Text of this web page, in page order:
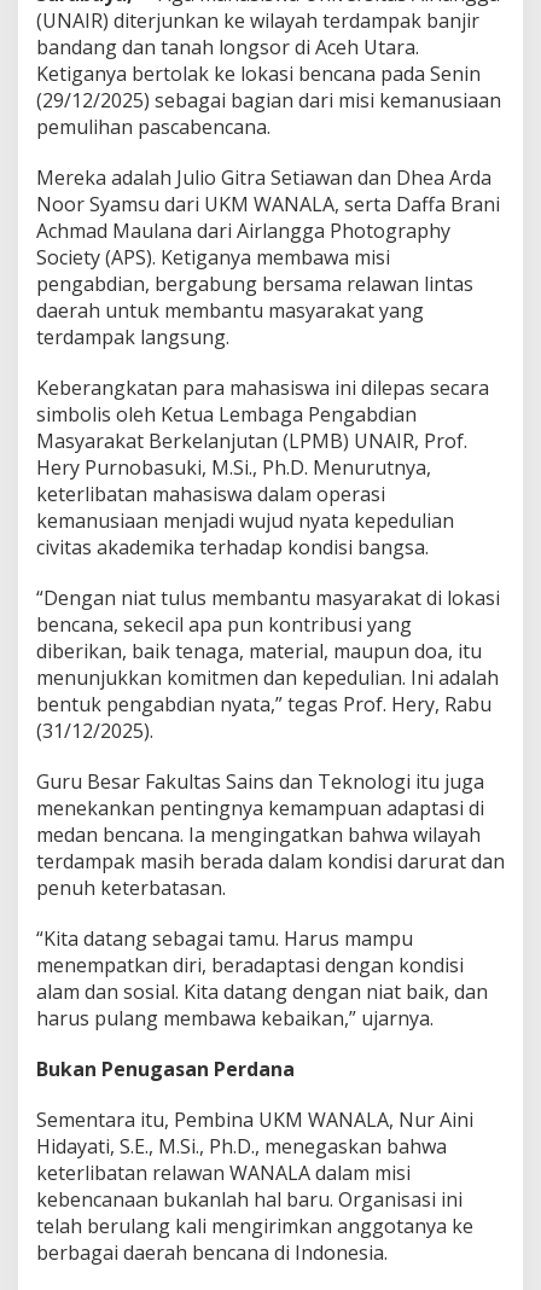
s
a
n
R
e
l
a
n
P
e
m
u
l
i
a
P
a
c
a
b
e
a
n
a
(UNAIR) diterjunkan ke wilayah terdampak banjir
bandang dan tanah longsor di Aceh Utara.
Ketiganya bertolak ke lokasi bencana pada Senin
(29/12/2025) sebagai bagian dari misi kemanusiaan
pemulihan pascabencana.
Mereka adalah Julio Gitra Setiawan dan Dhea Arda
Noor Syamsu dari UKM WANALA, serta Daffa Brani
Achmad Maulana dari Airlangga Photography
Society (APS). Ketiganya membawa misi
pengabdian, bergabung bersama relawan lintas
daerah untuk membantu masyarakat yang
terdampak langsung.
Keberangkatan para mahasiswa ini dilepas secara
simbolis oleh Ketua Lembaga Pengabdian
Masyarakat Berkelanjutan (LPMB) UNAIR, Prof.
Hery Purnobasuki, M.Si., Ph.D. Menurutnya,
keterlibatan mahasiswa dalam operasi
kemanusiaan menjadi wujud nyata kepedulian
civitas akademika terhadap kondisi bangsa.
“Dengan niat tulus membantu masyarakat di lokasi
bencana, sekecil apa pun kontribusi yang
diberikan, baik tenaga, material, maupun doa, itu
menunjukkan komitmen dan kepedulian. Ini adalah
bentuk pengabdian nyata,” tegas Prof. Hery, Rabu
(31/12/2025).
Guru Besar Fakultas Sains dan Teknologi itu juga
menekankan pentingnya kemampuan adaptasi di
medan bencana. Ia mengingatkan bahwa wilayah
terdampak masih berada dalam kondisi darurat dan
penuh keterbatasan.
“Kita datang sebagai tamu. Harus mampu
menempatkan diri, beradaptasi dengan kondisi
alam dan sosial. Kita datang dengan niat baik, dan
harus pulang membawa kebaikan,” ujarnya.
Bukan Penugasan Perdana
Sementara itu, Pembina UKM WANALA, Nur Aini
Hidayati, S.E., M.Si., Ph.D., menegaskan bahwa
keterlibatan relawan WANALA dalam misi
kebencanaan bukanlah hal baru. Organisasi ini
telah berulang kali mengirimkan anggotanya ke
berbagai daerah bencana di Indonesia.